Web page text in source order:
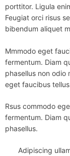
porttitor. Ligula
Feugiat orci risus
bibendum aliquet
Mmmodo eget
fermentum. Diam
phasellus non odio
eget faucibus
Rsus commodo
fermentum. Diam
phasellus.
Adipiscing